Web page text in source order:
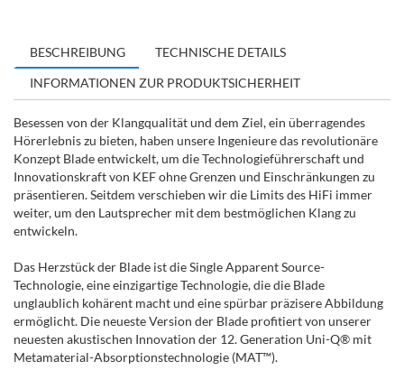
BESCHREIBUNG
TECHNISCHE DETAILS
INFORMATIONEN ZUR PRODUKTSICHERHEIT
Besessen von der Klangqualität und dem Ziel, ein überragendes
Hörerlebnis zu bieten, haben unsere Ingenieure das revolutionäre
Konzept Blade entwickelt, um die Technologieführerschaft und
Innovationskraft von KEF ohne Grenzen und Einschränkungen zu
präsentieren. Seitdem verschieben wir die Limits des HiFi immer
weiter, um den Lautsprecher mit dem bestmöglichen Klang zu
entwickeln.
Das Herzstück der Blade ist die Single Apparent Source-
Technologie, eine einzigartige Technologie, die die Blade
unglaublich kohärent macht und eine spürbar präzisere Abbildung
ermöglicht. Die neueste Version der Blade profitiert von unserer
neuesten akustischen Innovation der 12. Generation Uni-Q® mit
Metamaterial-Absorptionstechnologie (MAT™).